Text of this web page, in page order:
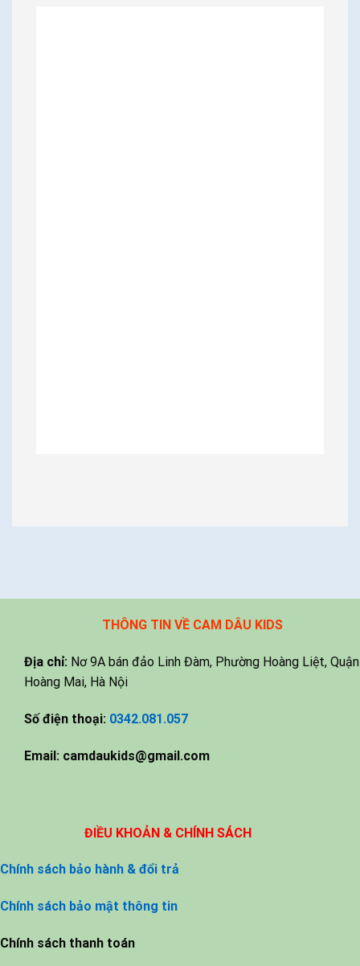
THÔNG TIN VỀ CAM DÂU KIDS
Địa chỉ: Nơ 9A bán đảo Linh Đàm, Phường Hoàng Liệt, Quận
Hoàng Mai, Hà Nội
Số điện thoại: 0342.081.057
Email: camdaukids@gmail.com
ĐIỀU KHOẢN & CHÍNH SÁCH
Chính sách bảo hành & đổi trả
Chính sách bảo mật thông tin
Chính sách thanh toán